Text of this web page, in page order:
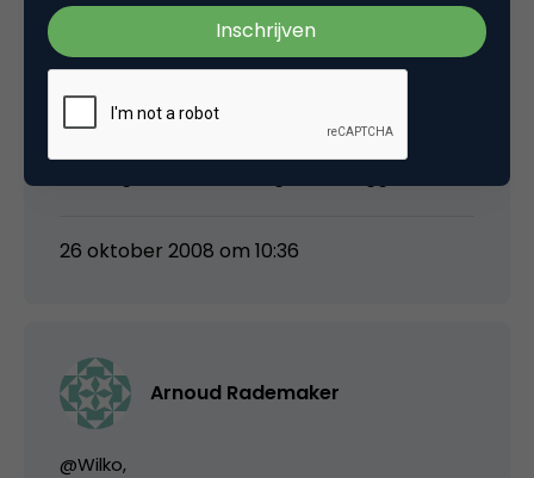
sneller en gemakkelijker gedeeld wordt. Geldt
dit ook echt voor informatie? Vertrouwen wij
de toezichthouders? Gaan wij begrijpen wat
hun rol, gegeven deskundigheid, kan zijn? Is de
keuze voor 2020 niet te gemakkelijk geweest?
26 oktober 2008 om 10:36
Arnoud Rademaker
@Wilko,